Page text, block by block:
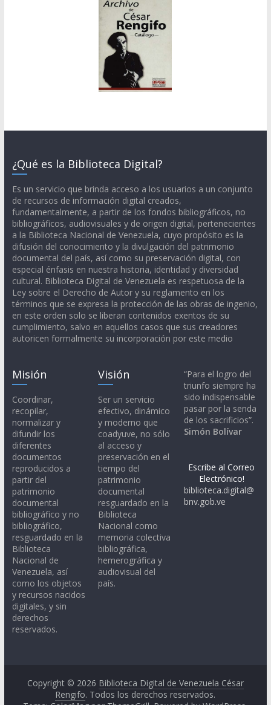
¿Qué es la Biblioteca Digital?
Es un servicio que brinda acceso a los usuarios a un conjunto
de recursos de información digital creados,
fundamentalmente, a partir de los fondos bibliográficos, no
bibliográficos, audiovisuales y de origen digital, pertenecientes
a la Biblioteca Nacional de Venezuela, cuyo propósito es la
difusión del conocimiento y la divulgación del patrimonio
documental del país, así como su preservación digital, con
especial énfasis en nuestra historia, identidad y diversidad
cultural. Biblioteca Digital de Venezuela es respetuosa de la
Ley sobre el Derecho de Autor y su reglamento en los
términos que se expresa la protección de las obras de ingenio,
en este orden solo se liberan contenidos exentos de su
cumplimiento, salvo en aquellos casos que sus creadores
autoricen formalmente su incorporación por este medio
Misión
Coordinar,
recopilar,
normalizar y
difundir los
diferentes
documentos
reproducidos a
partir del
patrimonio
documental
bibliográfico y no
bibliográfico,
resguardado en la
Biblioteca
Nacional de
Venezuela, así
como los objetos
y recursos nacidos
digitales, y sin
derechos
reservados.
Visión
Ser un servicio
efectivo, dinámico
y moderno que
coadyuve, no sólo
al acceso y
preservación en el
tiempo del
patrimonio
documental
resguardado en la
Biblioteca
Nacional como
memoria colectiva
bibliográfica,
hemerográfica y
audiovisual del
país.
“Para el logro del
triunfo siempre ha
sido indispensable
pasar por la senda
de los sacrificios”.
Simón Bolívar
Escribe al Correo
Electrónico!
biblioteca.digital@
bnv.gob.ve
Copyright © 2026 Biblioteca Digital de Venezuela César
Rengifo. Todos los derechos reservados.